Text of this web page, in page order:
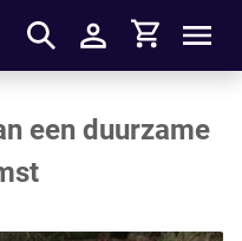
Inloggen
Winkelmandje
een duurzame